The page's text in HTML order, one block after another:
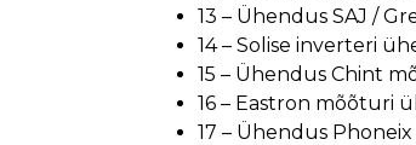
13 – Ühendus SAJ /
14 – Solise inverteri
15 – Ühendus Chint
16 – Eastron mõõturi
17 – Ühendus